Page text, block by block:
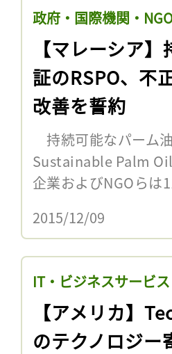
政府・国際機関・
【マレーシア
証のRSPO、不
改善を誓約
持続可能なパーム
Sustainable Palm
企業およびNGOら
2015/12/09
IT・ビジネスサービス
【アメリカ】
のテクノロジー